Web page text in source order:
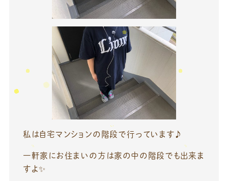
私は自宅マンションの階段で行っています♪
一軒家にお住まいの方は家の中の階段でも出来ま
すよ✨